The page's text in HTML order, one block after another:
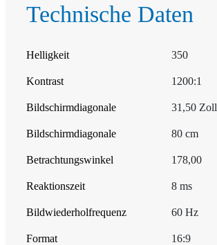
Technische Daten
Helligkeit 350
Kontrast 1200:1
Bildschirmdiagonale 31,50 Zoll
Bildschirmdiagonale 80 cm
Betrachtungswinkel 178,00
Reaktionszeit 8 ms
Bildwiederholfrequenz 60 Hz
Format 16:9